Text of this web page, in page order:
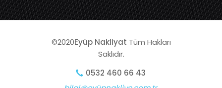
©2020Eyüp Nakliyat Tüm Hakları
Saklıdır.
0532 460 66 43